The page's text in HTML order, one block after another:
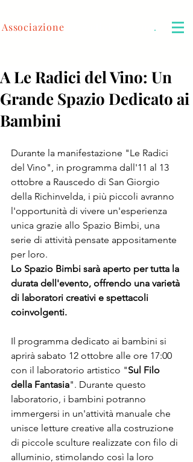
Associazione .
A Le Radici del Vino: Un
Grande Spazio Dedicato ai
Bambini
Durante la manifestazione "Le Radici
del Vino", in programma dall'11 al 13
ottobre a Rauscedo di San Giorgio
della Richinvelda, i più piccoli avranno
l'opportunità di vivere un'esperienza
unica grazie allo Spazio Bimbi, una
serie di attività pensate appositamente
per loro.
Lo Spazio Bimbi sarà aperto per tutta la
durata dell'evento, offrendo una varietà
di laboratori creativi e spettacoli
coinvolgenti.
Il programma dedicato ai bambini si
aprirà sabato 12 ottobre alle ore 17:00
con il laboratorio artistico "Sul Filo
della Fantasia". Durante questo
laboratorio, i bambini potranno
immergersi in un'attività manuale che
unisce letture creative alla costruzione
di piccole sculture realizzate con filo di
alluminio, stimolando così la loro